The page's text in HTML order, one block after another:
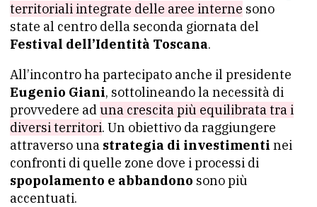
territoriali integrate delle aree interne sono
state al centro della seconda giornata del
Festival dell’Identità Toscana.
All’incontro ha partecipato anche il presidente
Eugenio Giani, sottolineando la necessità di
provvedere aduna crescita più equilibrata tra i
diversi territori. Un obiettivo da raggiungere
attraverso una strategia di investimenti nei
confronti di quelle zone dove i processi di
spopolamento e abbandono sono più
accentuati.